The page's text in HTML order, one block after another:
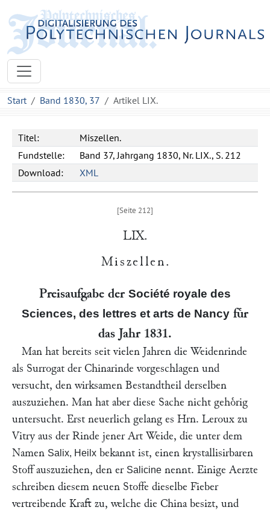
Start Band 1830, 37 Artikel LIX.
Titel:
Miszellen.
Fundstelle:
Band 37, Jahrgang 1830, Nr. LIX., S. 212
Download:
XML
LIX.
Miszellen .
Preisaufgabe der Société royale des
Sciences, des lettres et arts de Nancy fuͤr
das Jahr 1831.
Man hat bereits seit vielen Jahren die Weidenrinde
als Surrogat der Chinarinde vorgeschlagen und
versucht, den wirksamen Bestandtheil derselben
auszuziehen. Man hat aber diese Sache nicht gehoͤrig
untersucht. Erst neuerlich gelang es Hrn. Leroux zu
Vitry aus der Rinde jener Art Weide, die unter dem
Namen Salix, Heilx bekannt ist, einen krystallisirbaren
Stoff auszuziehen, den er Salicine nennt. Einige Aerzte
schreiben diesem neuen Stoffe dieselbe Fieber
vertreibende Kraft zu, welche die China besizt, und